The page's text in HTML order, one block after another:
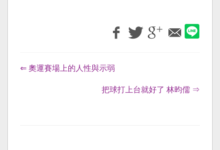
⇐ 奧運賽場上的人性與示弱
把球打上台就好了 林昀儒 ⇒